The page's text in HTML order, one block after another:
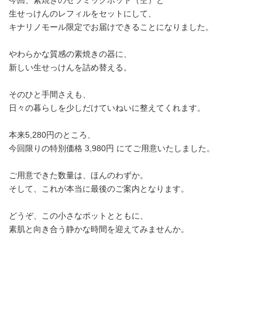
生せっけんのレフィルをセットにして、
キナリノモール限定でお届けできることになりました。
やわらかな質感の素焼きの器に、
新しい生せっけんを詰め替える。
そのひと手間さえも、
日々の暮らしを少しだけていねいに整えてくれます。
本来5,280円のところ、
今回限りの特別価格 3,980円 にてご用意いたしました。
ご用意できた数量は、ほんのわずか。
そして、これが本当に最後のご案内となります。
どうぞ、この小さなポットとともに、
素肌と向き合う静かな時間を迎えてみませんか。